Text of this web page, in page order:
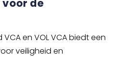
de
en VOL VCA biedt een
veiligheid en